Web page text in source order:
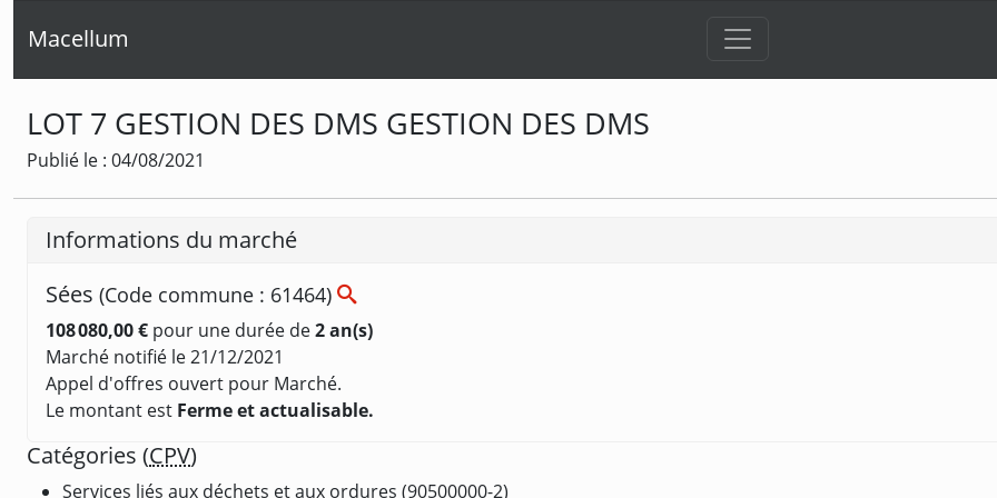
Macellum
LOT 7 GESTION DES DMS GESTION DES DMS
Publié le : 04/08/2021
Informations du marché
Sées (Code commune : 61464)
108 080,00 € pour une durée de2 an(s)
Marché notifié le 21/12/2021
Appel d'offres ouvert pour Marché.
Le montant est Ferme et actualisable.
Catégories (CPV)
Services liés aux déchets et aux ordures (90500000-2)